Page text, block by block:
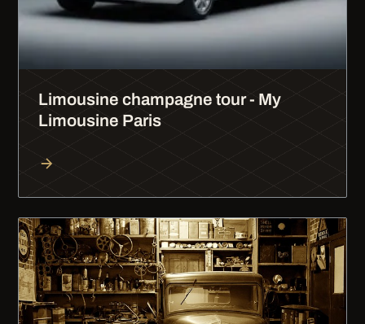
Limousine champagne tour - My
Limousine Paris